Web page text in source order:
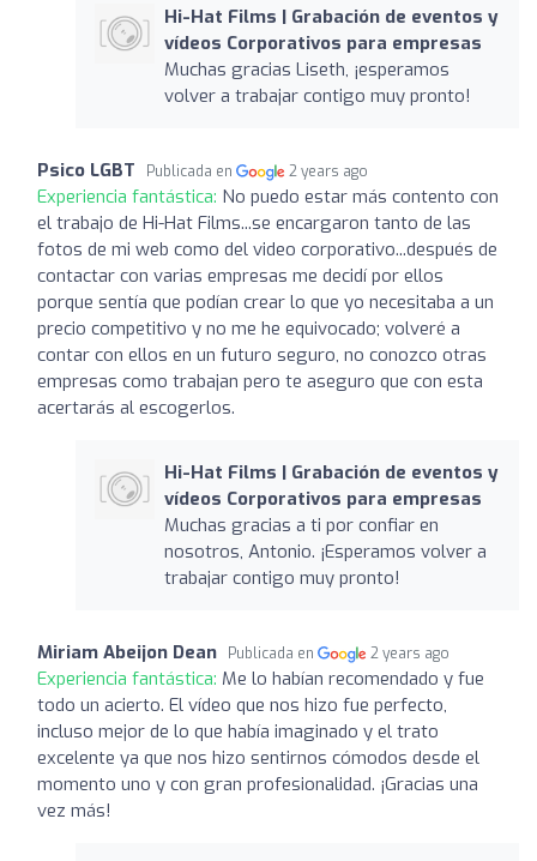
Hi-Hat Films | Grabación de eventos y
vídeos Corporativos para empresas
Muchas gracias Liseth, ¡esperamos
volver a trabajar contigo muy pronto!
Psico LGBT Publicada en 2 years ago
Experiencia fantástica: No puedo estar más contento con
el trabajo de Hi-Hat Films...se encargaron tanto de las
fotos de mi web como del video corporativo...después de
contactar con varias empresas me decidí por ellos
porque sentía que podían crear lo que yo necesitaba a un
precio competitivo y no me he equivocado; volveré a
contar con ellos en un futuro seguro, no conozco otras
empresas como trabajan pero te aseguro que con esta
acertarás al escogerlos.
Hi-Hat Films | Grabación de eventos y
vídeos Corporativos para empresas
Muchas gracias a ti por confiar en
nosotros, Antonio. ¡Esperamos volver a
trabajar contigo muy pronto!
Miriam Abeijon Dean Publicada en 2 years ago
Experiencia fantástica: Me lo habían recomendado y fue
todo un acierto. El vídeo que nos hizo fue perfecto,
incluso mejor de lo que había imaginado y el trato
excelente ya que nos hizo sentirnos cómodos desde el
momento uno y con gran profesionalidad. ¡Gracias una
vez más!